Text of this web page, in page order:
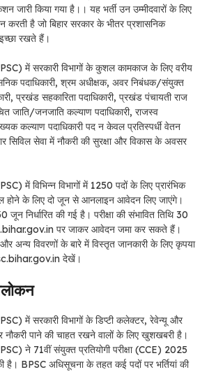
जारी किया गया है।। यह भर्ती उन उम्मीदवारों के लिए
करती है जो बिहार सरकार के भीतर प्रशासनिक
रखते हैं।
मेंसरकारी विभागों के कुशल कामकाज के लिए वरीय
पदाधिकारी, श्रम अधीक्षक, अवर निबंधक/संयुक्त
प्रखंड सहकारिता पदाधिकारी, प्रखंड पंचायती राज
जाति/जनजाति कल्याण पदाधिकारी, राजस्व
कल्याण पदाधिकारी पद न केवल प्रतिस्पर्धी वेतन
सिविल सेवा में नौकरी की सुरक्षा और विकास के अवसर
में विभिन्न विभागों में 1250 पदोंके लिए प्रारंभिक
होने के लिए दो जून से आनलाइन आवेदन लिए जाएंगे।
निर्धारित की गई है। परीक्षा की संभावित तिथि 30
पर जाकर आवेदन जमा कर सकते हैं।
अन्य विवरणों के बारे में विस्तृत जानकारी के लिए कृपया
देखें।
में सरकारी विभागों के डिप्टी कलेक्टर, रेवेन्यू और
नौकरी पाने की चाहत रखने वालों के लिए खुशखबरी है।
ने 71वीं संयुक्त प्रतियोगी परीक्षा (CCE) 2025
है। BPSC अधिसूचना के तहत कई पदों पर भर्तियां की